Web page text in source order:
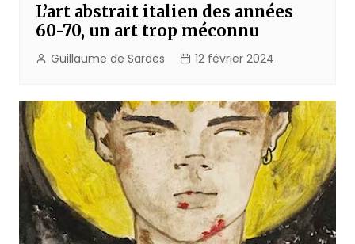
L’art abstrait italien des années
60-70, un art trop méconnu
Guillaume de Sardes 12 février 2024